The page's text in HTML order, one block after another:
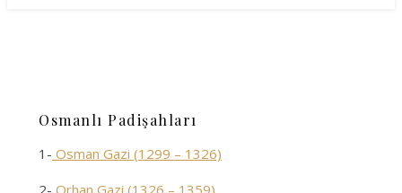
Osmanlı Padişahları
1- Osman Gazi (1299 – 1326)